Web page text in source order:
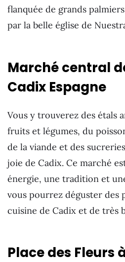
flanquée de grands
par la belle église de
Marché central
Cadix Espagne
Vous y trouverez des étals
fruits et légumes, du
de la viande et des
joie de Cadix. Ce marché
énergie, une tradition et
vous pourrez déguster des
cuisine de Cadix et de très
Place des Fleurs